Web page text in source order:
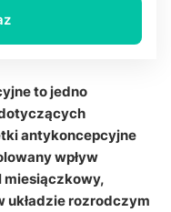
to jedno
antykoncepcyjne
wpływ
miesiączkowy,
układzie rozrodczym